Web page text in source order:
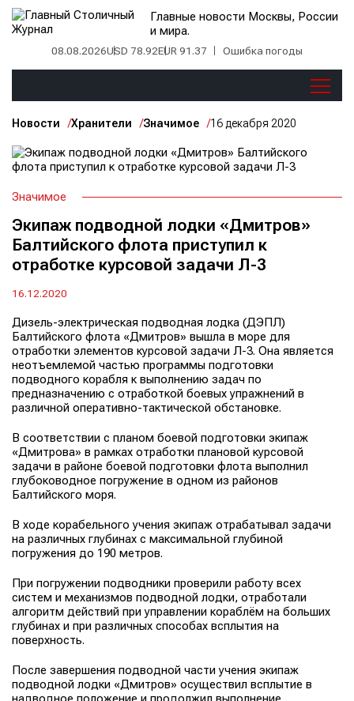
Главные новости Москвы, России
и мира.
08.08.2026USD 78.92EUR 91.37 Ошибка погоды
Новости Хранители Значимое 16 декабря 2020
Значимое
Экипаж подводной лодки «Дмитров»
Балтийского флота приступил к
отработке курсовой задачи Л-3
16.12.2020
Дизель-электрическая подводная лодка (ДЭПЛ)
Балтийского флота «Дмитров» вышла в море для
отработки элементов курсовой задачи Л-3. Она является
неотъемлемой частью программы подготовки
подводного корабля к выполнению задач по
предназначению с отработкой боевых упражнений в
различной оперативно-тактической обстановке.
В соответствии с планом боевой подготовки экипаж
«Дмитрова» в рамках отработки плановой курсовой
задачи в районе боевой подготовки флота выполнил
глубоководное погружение в одном из районов
Балтийского моря.
В ходе корабельного учения экипаж отрабатывал задачи
на различных глубинах с максимальной глубиной
погружения до 190 метров.
При погружении подводники проверили работу всех
систем и механизмов подводной лодки, отработали
алгоритм действий при управлении кораблём на больших
глубинах и при различных способах всплытия на
поверхность.
После завершения подводной части учения экипаж
подводной лодки «Дмитров» осуществил всплытие в